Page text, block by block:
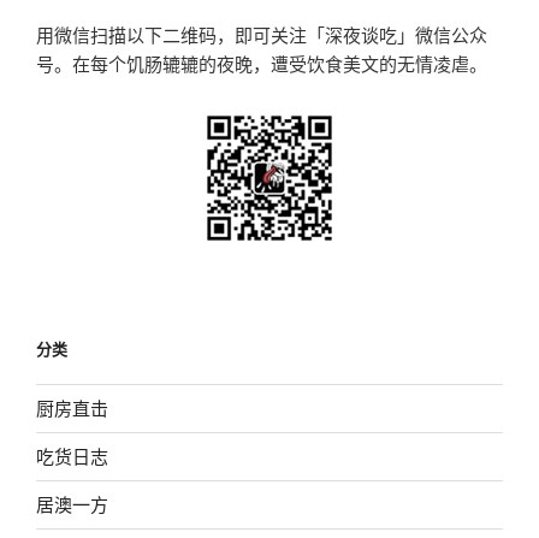
用微信扫描以下二维码，即可关注「深夜谈吃」微信公众
号。在每个饥肠辘辘的夜晚，遭受饮食美文的无情凌虐。
分类
厨房直击
吃货日志
居澳一方